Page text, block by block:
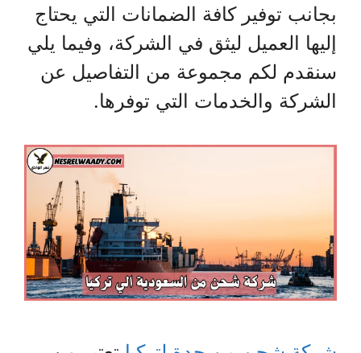
بجانب توفير كافة الضمانات التي يحتاج
إليها العميل ليثق في الشركة، وفيما يلي
سنقدم لكم مجموعة من التفاصيل عن
الشركة والخدمات التي توفرها.